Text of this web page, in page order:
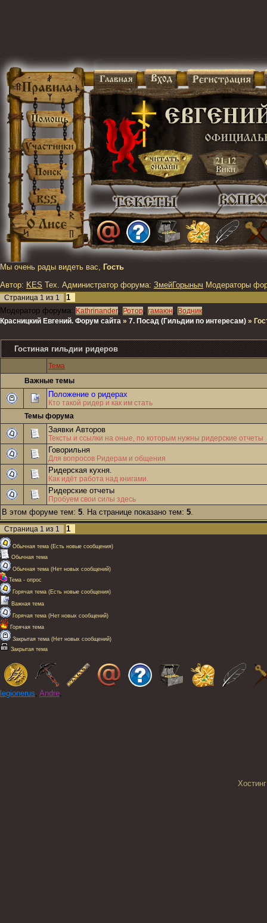
Мы очень рады видеть вас, Гость
Автор: KES Тех. Администратор форума: ЗмейГорыныч Модераторы
Страница 1 из 1
1
Модератор форума: Kathrinander, Ротор, гамаюн, Водник
Красницкий Евгений. Форум сайта » 7. Посад (Гильдии по интересам) »
Гостиная гильдии ридеров
Тема
Важные темы
Положение о ридерах
Кто такой ридер и как им стать
Темы форума
Заявки Авторов
Тексты и ссылки на оные, по которым нужны ридерские отчеты
Говорильня
Для вопросов Ридерам и общения
Ридерская кухня.
Как идёт работа над книгами.
Ридерские отчеты
Пробуем свои силы здесь
В этом форуме тем: 5. На странице показано тем: 5.
Страница 1 из 1 1
Обычная тема (Есть новые сообщения)
Обычная тема
Обычная тема (Нет новых сообщений)
Тема - опрос
Горячая тема (Есть новые сообщения)
Важная тема
Горячая тема (Нет новых сообщений)
Горячая тема
Закрытая тема (Нет новых сообщений)
Закрытая тема
legionerus, Andre,